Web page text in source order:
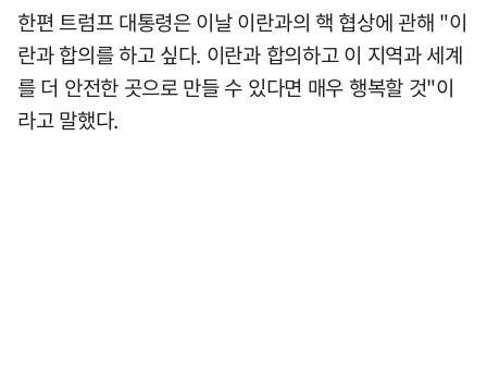
한편 트럼프 대통령은 이날 이란과의 핵 협상에 관해 "이
란과 합의를 하고 싶다. 이란과 합의하고 이 지역과 세계
를 더 안전한 곳으로 만들 수 있다면 매우 행복할 것"이
라고 말했다.